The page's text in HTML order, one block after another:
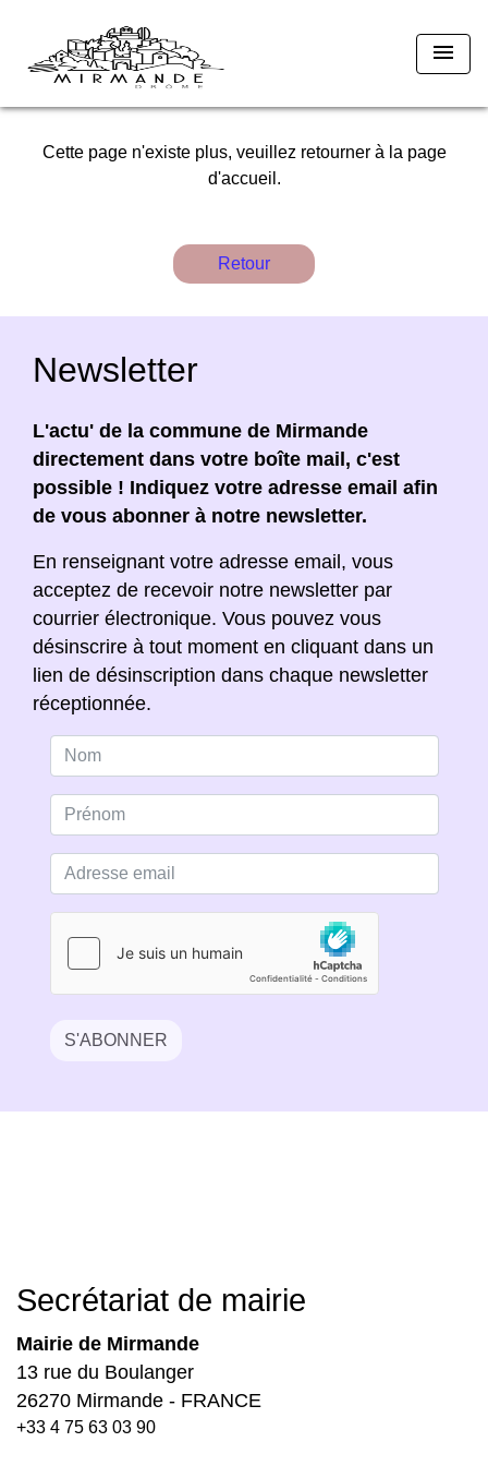
menu
Cette page n'existe plus, veuillez retourner à la page
d'accueil.
Retour
Newsletter
L'actu' de la commune de Mirmande
directement dans votre boîte mail, c'est
possible ! Indiquez votre adresse email afin
de vous abonner à notre newsletter.
En renseignant votre adresse email, vous
acceptez de recevoir notre newsletter par
courrier électronique. Vous pouvez vous
désinscrire à tout moment en cliquant dans un
lien de désinscription dans chaque newsletter
réceptionnée.
S'ABONNER
Secrétariat de mairie
Mairie de Mirmande
13 rue du Boulanger
26270 Mirmande - FRANCE
+33 4 75 63 03 90